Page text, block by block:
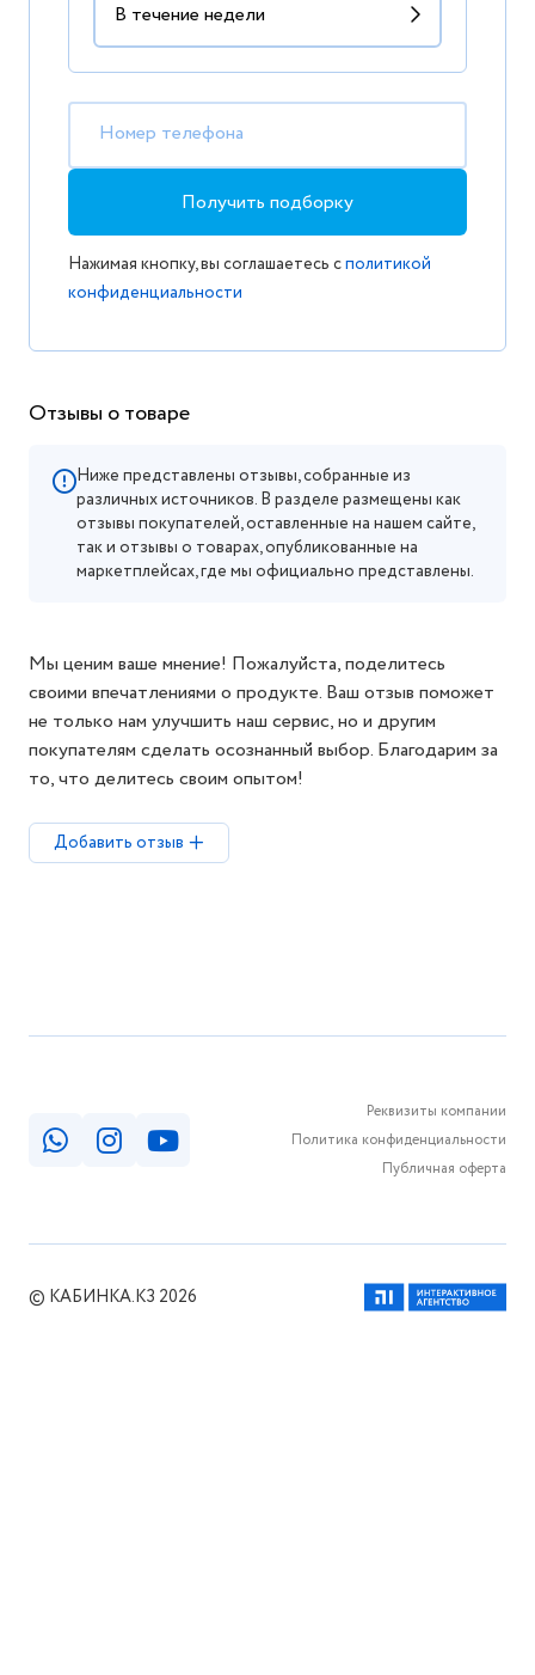
Номер телефона
Получить подборку
Нажимая кнопку, вы соглашаетесь сполитикой
конфиденциальности
Отзывы о товаре
Ниже представлены отзывы, собранные из
различных источников. В разделе размещены как
отзывы покупателей, оставленные на нашем сайте,
так и отзывы о товарах, опубликованные на
маркетплейсах, где мы официально представлены.
Мы ценим ваше мнение! Пожалуйста, поделитесь
своими впечатлениями о продукте. Ваш отзыв поможет
не только нам улучшить наш сервис, но и другим
покупателям сделать осознанный выбор. Благодарим за
то, что делитесь своим опытом!
Добавить отзыв
Реквизиты компании
Политика конфиденциальности
Публичная оферта
© КАБИНКА.КЗ 2026